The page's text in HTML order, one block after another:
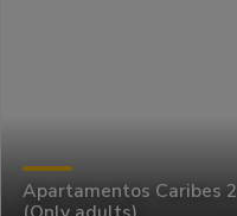
Apartamentos Caribes 2